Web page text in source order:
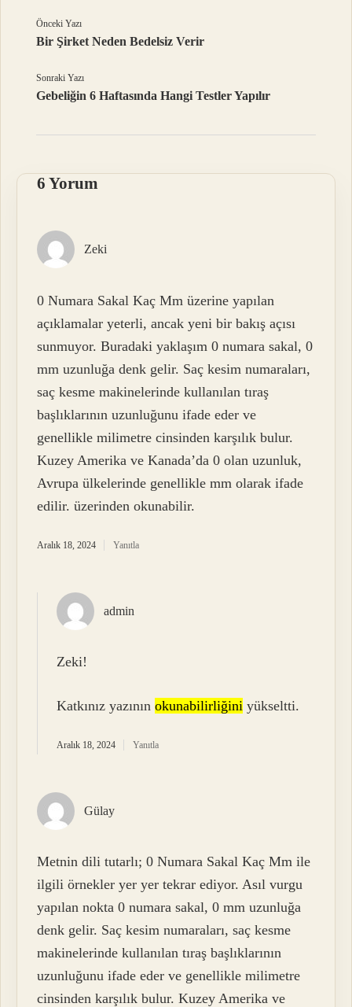
Önceki Yazı
Bir Şirket Neden Bedelsiz Verir
Sonraki Yazı
Gebeliğin 6 Haftasında Hangi Testler Yapılır
6 Yorum
Zeki
0 Numara Sakal Kaç Mm üzerine yapılan
açıklamalar yeterli, ancak yeni bir bakış açısı
sunmuyor. Buradaki yaklaşım 0 numara sakal, 0
mm uzunluğa denk gelir. Saç kesim numaraları,
saç kesme makinelerinde kullanılan tıraş
başlıklarının uzunluğunu ifade eder ve
genellikle milimetre cinsinden karşılık bulur.
Kuzey Amerika ve Kanada’da 0 olan uzunluk,
Avrupa ülkelerinde genellikle mm olarak ifade
edilir. üzerinden okunabilir.
Aralık 18, 2024 Yanıtla
admin
Zeki!
Katkınız yazınınokunabilirliğini yükseltti.
Aralık 18, 2024 Yanıtla
Gülay
Metnin dili tutarlı; 0 Numara Sakal Kaç Mm ile
ilgili örnekler yer yer tekrar ediyor. Asıl vurgu
yapılan nokta 0 numara sakal, 0 mm uzunluğa
denk gelir. Saç kesim numaraları, saç kesme
makinelerinde kullanılan tıraş başlıklarının
uzunluğunu ifade eder ve genellikle milimetre
cinsinden karşılık bulur. Kuzey Amerika ve